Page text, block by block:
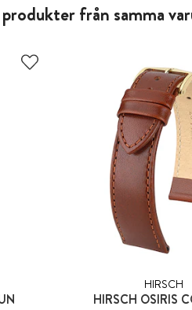
från samma
HIRSCH
HIRSCH OSIRIS